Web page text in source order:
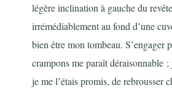
légère inclination à gauche du
irrémédiablement au fond d’une
bien être mon tombeau. S’engager
crampons me paraît déraisonnable
je me l’étais promis, de rebrousser